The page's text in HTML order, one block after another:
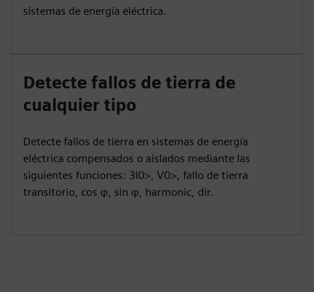
sistemas de energía eléctrica.
Detecte fallos de tierra de
cualquier tipo
Detecte fallos de tierra en sistemas de energía
eléctrica compensados o aislados mediante las
siguientes funciones: 3I0>, V0>, fallo de tierra
transitorio, cos φ, sin φ, harmonic, dir.